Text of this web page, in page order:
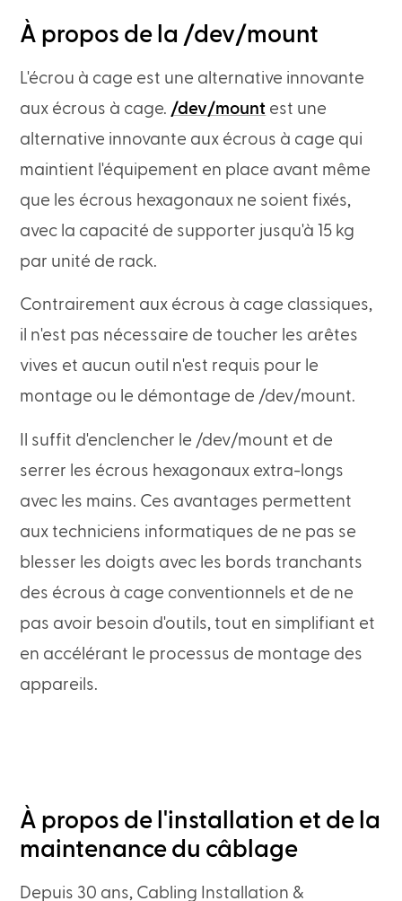
À propos de la /dev/mount
L'écrou à cage est une alternative innovante
aux écrous à cage. /dev/mount est une
alternative innovante aux écrous à cage qui
maintient l'équipement en place avant même
que les écrous hexagonaux ne soient fixés,
avec la capacité de supporter jusqu'à 15 kg
par unité de rack.
Contrairement aux écrous à cage classiques,
il n'est pas nécessaire de toucher les arêtes
vives et aucun outil n'est requis pour le
montage ou le démontage de /dev/mount.
Il suffit d'enclencher le /dev/mount et de
serrer les écrous hexagonaux extra-longs
avec les mains. Ces avantages permettent
aux techniciens informatiques de ne pas se
blesser les doigts avec les bords tranchants
des écrous à cage conventionnels et de ne
pas avoir besoin d'outils, tout en simplifiant et
en accélérant le processus de montage des
appareils.
À propos de l'installation et de la
maintenance du câblage
Depuis 30 ans, Cabling Installation &